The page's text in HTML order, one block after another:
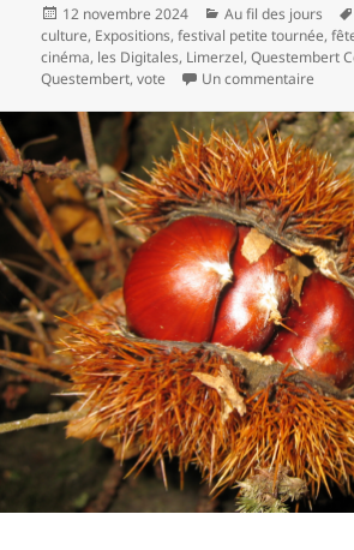
Publié
le
12 novembre 2024 Catégories
Au fil des jours
culture, Expositions,festival petite tournée,
cinéma, les Digitales, Limerzel,Questembert
Questembert,vote Un commentaire